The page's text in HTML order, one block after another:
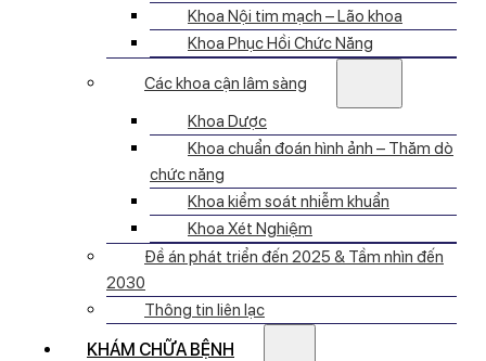
Khoa Nội tim mạch – Lão khoa
Khoa Phục Hồi Chức Năng
Các khoa cận lâm sàng
Khoa Dược
Khoa chuẩn đoán hình ảnh – Thăm dò
chức năng
Khoa kiểm soát nhiễm khuẩn
Khoa Xét Nghiệm
Đề án phát triển đến 2025 & Tầm nhìn đến
2030
Thông tin liên lạc
KHÁM CHỮA BỆNH